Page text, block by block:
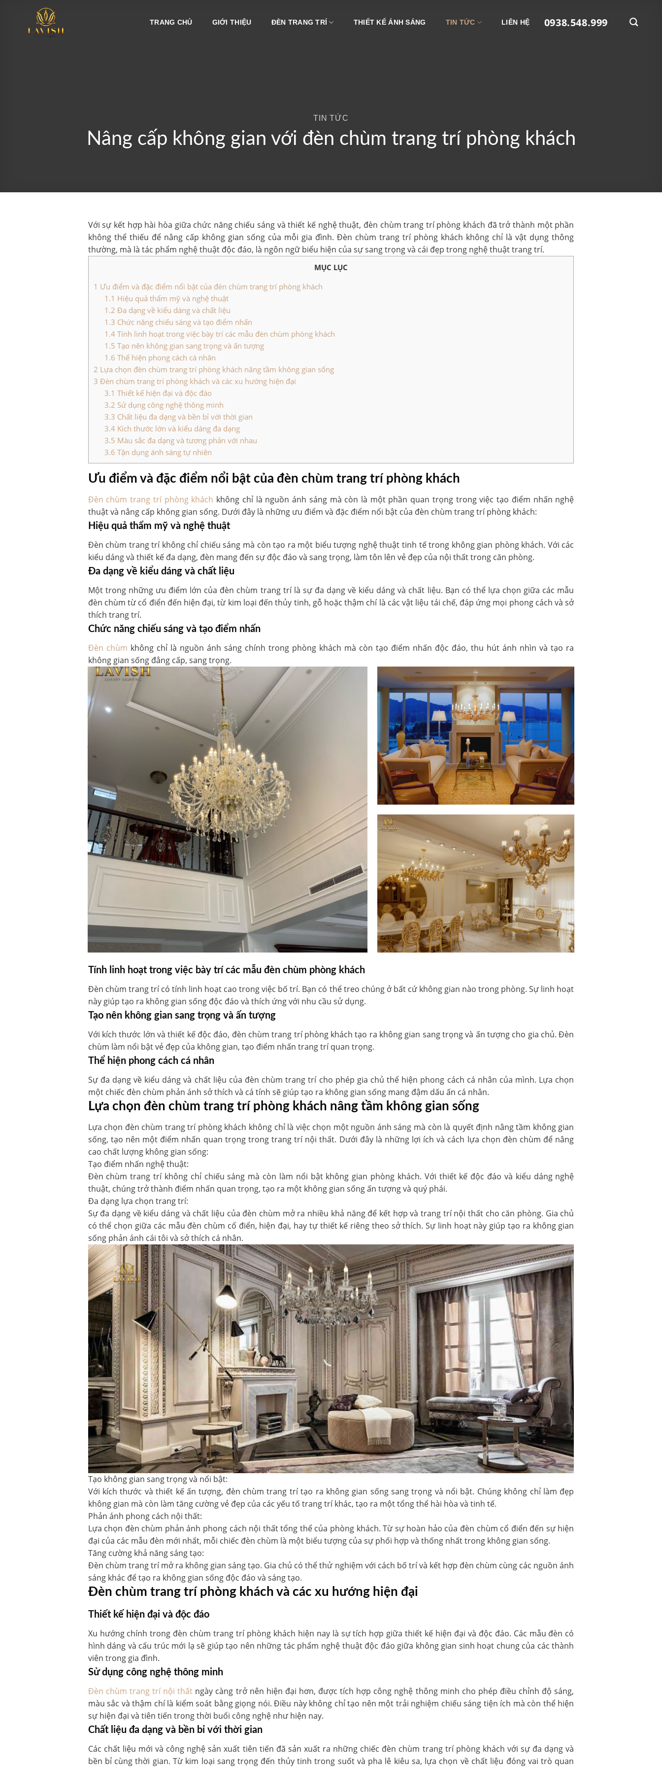
TRANG CHỦ GIỚI THIỆU ĐÈN TRANG TRÍ THIẾT KẾ ÁNH SÁNG TIN TỨC LIÊN HỆ 0938.548.999
TIN TỨC
Nâng cấp không gian với đèn chùm trang trí phòng khách
Với sự kết hợp hài hòa giữa chức năng chiếu sáng và thiết kế nghệ thuật, đèn chùm trang trí phòng khách đã trở thành một phần
không thể thiếu để nâng cấp không gian sống của mỗi gia đình. Đèn chùm trang trí phòng khách không chỉ là vật dụng thông
thường, mà là tác phẩm nghệ thuật độc đáo, là ngôn ngữ biểu hiện của sự sang trọng và cái đẹp trong nghệ thuật trang trí.
MỤC LỤC
1 Ưu điểm và đặc điểm nổi bật của đèn chùm trang trí phòng khách
1.1 Hiệu quả thẩm mỹ và nghệ thuật
1.2 Đa dạng về kiểu dáng và chất liệu
1.3 Chức năng chiếu sáng và tạo điểm nhấn
1.4 Tính linh hoạt trong việc bày trí các mẫu đèn chùm phòng khách
1.5 Tạo nên không gian sang trọng và ấn tượng
1.6 Thể hiện phong cách cá nhân
2 Lựa chọn đèn chùm trang trí phòng khách nâng tầm không gian sống
3 Đèn chùm trang trí phòng khách và các xu hướng hiện đại
3.1 Thiết kế hiện đại và độc đáo
3.2 Sử dụng công nghệ thông minh
3.3 Chất liệu đa dạng và bền bỉ với thời gian
3.4 Kích thước lớn và kiểu dáng đa dạng
3.5 Màu sắc đa dạng và tương phản với nhau
3.6 Tận dụng ánh sáng tự nhiên
Ưu điểm và đặc điểm nổi bật của đèn chùm trang trí phòng khách
Đèn chùm trang trí phòng khách không chỉ là nguồn ánh sáng mà còn là một phần quan trọng trong việc tạo điểm nhấn nghệ
thuật và nâng cấp không gian sống. Dưới đây là những ưu điểm và đặc điểm nổi bật của đèn chùm trang trí phòng khách:
Hiệu quả thẩm mỹ và nghệ thuật
Đèn chùm trang trí không chỉ chiếu sáng mà còn tạo ra một biểu tượng nghệ thuật tinh tế trong không gian phòng khách. Với các
kiểu dáng và thiết kế đa dạng, đèn mang đến sự độc đáo và sang trọng, làm tôn lên vẻ đẹp của nội thất trong căn phòng.
Đa dạng về kiểu dáng và chất liệu
Một trong những ưu điểm lớn của đèn chùm trang trí là sự đa dạng về kiểu dáng và chất liệu. Bạn có thể lựa chọn giữa các mẫu
đèn chùm từ cổ điển đến hiện đại, từ kim loại đến thủy tinh, gỗ hoặc thậm chí là các vật liệu tái chế, đáp ứng mọi phong cách và sở
thích trang trí.
Chức năng chiếu sáng và tạo điểm nhấn
Đèn chùm không chỉ là nguồn ánh sáng chính trong phòng khách mà còn tạo điểm nhấn độc đáo, thu hút ánh nhìn và tạo ra
không gian sống đẳng cấp, sang trọng.
Tính linh hoạt trong việc bày trí các mẫu đèn chùm phòng khách
Đèn chùm trang trí có tính linh hoạt cao trong việc bố trí. Bạn có thể treo chúng ở bất cứ không gian nào trong phòng. Sự linh hoạt
này giúp tạo ra không gian sống độc đáo và thích ứng với nhu cầu sử dụng.
Tạo nên không gian sang trọng và ấn tượng
Với kích thước lớn và thiết kế độc đáo, đèn chùm trang trí phòng khách tạo ra không gian sang trọng và ấn tượng cho gia chủ. Đèn
chùm làm nổi bật vẻ đẹp của không gian, tạo điểm nhấn trang trí quan trọng.
Thể hiện phong cách cá nhân
Sự đa dạng về kiểu dáng và chất liệu của đèn chùm trang trí cho phép gia chủ thể hiện phong cách cá nhân của mình. Lựa chọn
một chiếc đèn chùm phản ánh sở thích và cá tính sẽ giúp tạo ra không gian sống mang đậm dấu ấn cá nhân.
Lựa chọn đèn chùm trang trí phòng khách nâng tầm không gian sống
Lựa chọn đèn chùm trang trí phòng khách không chỉ là việc chọn một nguồn ánh sáng mà còn là quyết định nâng tầm không gian
sống, tạo nên một điểm nhấn quan trọng trong trang trí nội thất. Dưới đây là những lợi ích và cách lựa chọn đèn chùm để nâng
cao chất lượng không gian sống:
Tạo điểm nhấn nghệ thuật:
Đèn chùm trang trí không chỉ chiếu sáng mà còn làm nổi bật không gian phòng khách. Với thiết kế độc đáo và kiểu dáng nghệ
thuật, chúng trở thành điểm nhấn quan trọng, tạo ra một không gian sống ấn tượng và quý phái.
Đa dạng lựa chọn trang trí:
Sự đa dạng về kiểu dáng và chất liệu của đèn chùm mở ra nhiều khả năng để kết hợp và trang trí nội thất cho căn phòng. Gia chủ
có thể chọn giữa các mẫu đèn chùm cổ điển, hiện đại, hay tự thiết kế riêng theo sở thích. Sự linh hoạt này giúp tạo ra không gian
sống phản ánh cái tôi và sở thích cá nhân.
Tạo không gian sang trọng và nổi bật:
Với kích thước và thiết kế ấn tượng, đèn chùm trang trí tạo ra không gian sống sang trọng và nổi bật. Chúng không chỉ làm đẹp
không gian mà còn làm tăng cường vẻ đẹp của các yếu tố trang trí khác, tạo ra một tổng thể hài hòa và tinh tế.
Phản ánh phong cách nội thất:
Lựa chọn đèn chùm phản ánh phong cách nội thất tổng thể của phòng khách. Từ sự hoàn hảo của đèn chùm cổ điển đến sự hiện
đại của các mẫu đèn mới nhất, mỗi chiếc đèn chùm là một biểu tượng của sự phối hợp và thống nhất trong không gian sống.
Tăng cường khả năng sáng tạo:
Đèn chùm trang trí mở ra không gian sáng tạo. Gia chủ có thể thử nghiệm với cách bố trí và kết hợp đèn chùm cùng các nguồn ánh
sáng khác để tạo ra không gian sống độc đáo và sáng tạo.
Đèn chùm trang trí phòng khách và các xu hướng hiện đại
Thiết kế hiện đại và độc đáo
Xu hướng chính trong đèn chùm trang trí phòng khách hiện nay là sự tích hợp giữa thiết kế hiện đại và độc đáo. Các mẫu đèn có
hình dáng và cấu trúc mới lạ sẽ giúp tạo nên những tác phẩm nghệ thuật độc đáo giữa không gian sinh hoạt chung của các thành
viên trong gia đình.
Sử dụng công nghệ thông minh
Đèn chùm trang trí nội thất ngày càng trở nên hiện đại hơn, được tích hợp công nghệ thông minh cho phép điều chỉnh độ sáng,
màu sắc và thậm chí là kiểm soát bằng giọng nói. Điều này không chỉ tạo nên một trải nghiệm chiếu sáng tiện ích mà còn thể hiện
sự hiện đại và tiên tiến trong thời buổi công nghệ như hiện nay.
Chất liệu đa dạng và bền bỉ với thời gian
Các chất liệu mới và công nghệ sản xuất tiên tiến đã sản xuất ra những chiếc đèn chùm trang trí phòng khách với sự đa dạng và
bền bỉ cùng thời gian. Từ kim loại sang trọng đến thủy tinh trong suốt và pha lê kiêu sa, lựa chọn về chất liệu đóng vai trò quan